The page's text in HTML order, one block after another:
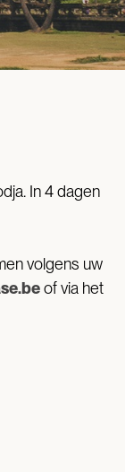
In 4 dagen
volgens uw
of via het